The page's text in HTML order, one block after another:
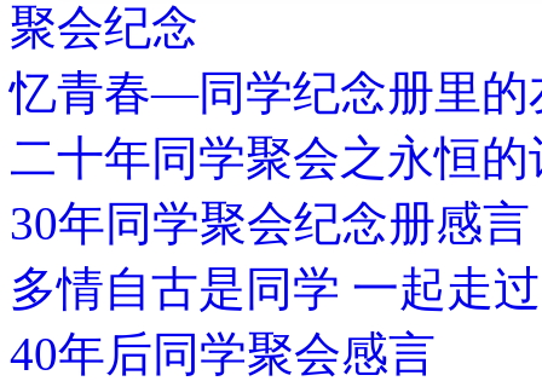
聚会纪念
忆青春—同学纪念册里的
二十年同学聚会之永恒的
30年同学聚会纪念册感言
多情自古是同学 一起走
40年后同学聚会感言